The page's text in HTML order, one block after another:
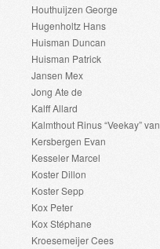
Houthuijzen George
Hugenholtz Hans
Huisman Duncan
Huisman Patrick
Jansen Mex
Jong Ate de
Kalff Allard
Kalmthout Rinus “Veekay” van
Kersbergen Evan
Kesseler Marcel
Koster Dillon
Koster Sepp
Kox Peter
Kox Stéphane
Kroesemeijer Cees